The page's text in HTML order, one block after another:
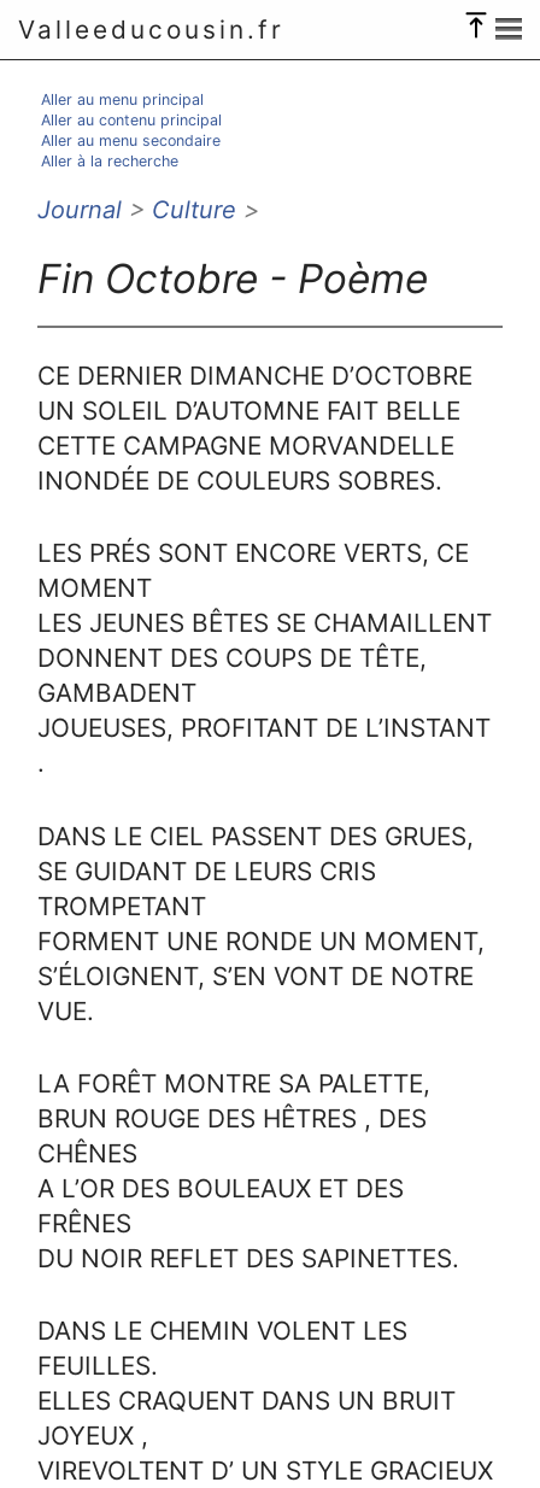
Valleeducousin.fr
Aller au menu principal
Aller au contenu principal
Aller au menu secondaire
Aller à la recherche
Journal > Culture >
Fin Octobre - Poème
CE DERNIER DIMANCHE D’OCTOBRE
UN SOLEIL D’AUTOMNE FAIT BELLE
CETTE CAMPAGNE MORVANDELLE
INONDÉE DE COULEURS SOBRES.
LES PRÉS SONT ENCORE VERTS, CE
MOMENT
LES JEUNES BÊTES SE CHAMAILLENT
DONNENT DES COUPS DE TÊTE,
GAMBADENT
JOUEUSES, PROFITANT DE L’INSTANT
.
DANS LE CIEL PASSENT DES GRUES,
SE GUIDANT DE LEURS CRIS
TROMPETANT
FORMENT UNE RONDE UN MOMENT,
S’ÉLOIGNENT, S’EN VONT DE NOTRE
VUE.
LA FORÊT MONTRE SA PALETTE,
BRUN ROUGE DES HÊTRES , DES
CHÊNES
A L’OR DES BOULEAUX ET DES
FRÊNES
DU NOIR REFLET DES SAPINETTES.
DANS LE CHEMIN VOLENT LES
FEUILLES.
ELLES CRAQUENT DANS UN BRUIT
JOYEUX ,
VIREVOLTENT D’ UN STYLE GRACIEUX